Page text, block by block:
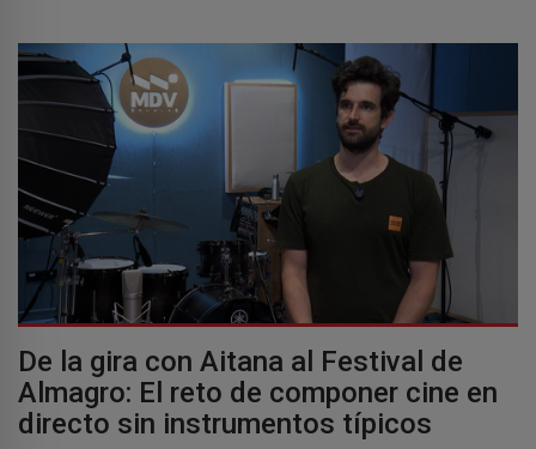
De la gira con Aitana al Festival de
Almagro: El reto de componer cine en
directo sin instrumentos típicos